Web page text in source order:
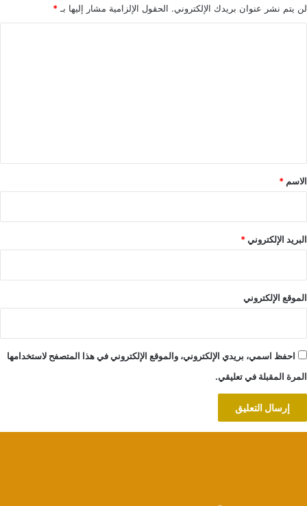
لن يتم نشر عنوان بريدك الإلكتروني. الحقول الإلزامية مشار إليها بـ*
*
الاسم *
البريد الإلكتروني*
الموقع الإلكتروني
احفظ اسمي، بريدي الإلكتروني، والموقع الإلكتروني في هذا المتصفح لاستخدامها
المرة المقبلة في تعليقي.